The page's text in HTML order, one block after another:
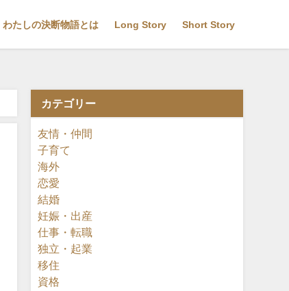
わたしの決断物語とは Long Story Short Story
ザイナー／イラストレーター／フェイスクリエイター）
カテゴリー
友情・仲間
子育て
海外
恋愛
結婚
妊娠・出産
仕事・転職
独立・起業
移住
資格